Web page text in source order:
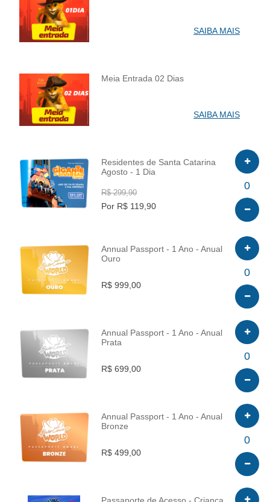
INFO
SAIBA MAIS
INFO
Meia Entrada 02 Dias
SAIBA MAIS
INFO
Residentes de Santa Catarina
Agosto - 1 Dia
R$ 299,90
Por R$ 119,90
0
INFO
Annual Passport - 1 Ano - Anual
Ouro
R$ 999,00
0
INFO
Annual Passport - 1 Ano - Anual
Prata
R$ 699,00
0
INFO
Annual Passport - 1 Ano - Anual
Bronze
R$ 499,00
0